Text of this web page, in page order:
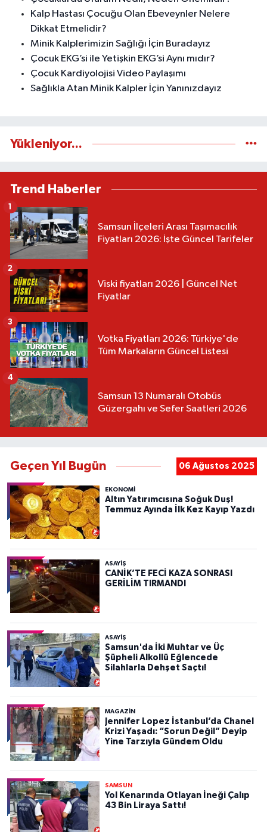
Kalp Hastası Çocuğu Olan Ebeveynler Nelere
Dikkat Etmelidir?
Minik Kalplerimizin Sağlığı İçin Buradayız
Çocuk EKG’si ile Yetişkin EKG’si Aynı mıdır?
Çocuk Kardiyolojisi Video Paylaşımı
Sağlıkla Atan Minik Kalpler İçin Yanınızdayız
Yükleniyor...
Trend Haberler
Samsun İlçeleri Arası Taşımacılık
Fiyatları 2026: İşte Güncel Tarifeler
1
Viski fiyatları 2026 | Güncel Net
Fiyatlar
2
Votka Fiyatları 2026: Türkiye'de
Tüm Markaların Güncel Listesi
3
Samsun 13 Numaralı Otobüs
Güzergahı ve Sefer Saatleri 2026
4
Geçen Yıl Bugün 06 Ağustos 2025
EKONOMİ
Altın Yatırımcısına Soğuk Duş!
Temmuz Ayında İlk Kez Kayıp Yazdı
ASAYIŞ
CANİK’TE FECİ KAZA SONRASI
GERİLİM TIRMANDI
ASAYIŞ
Samsun'da İki Muhtar ve Üç
Şüpheli Alkollü Eğlencede
Silahlarla Dehşet Saçtı!
MAGAZİN
Jennifer Lopez İstanbul’da Chanel
Krizi Yaşadı: “Sorun Değil” Deyip
Yine Tarzıyla Gündem Oldu
SAMSUN
Yol Kenarında Otlayan İneği Çalıp
43 Bin Liraya Sattı!